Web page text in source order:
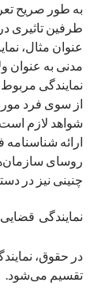
به طور صریح
طرفین تاثیری
عنوان مثال،
مدنی به عنوان
نمایندگی
از سوی فرد مورد
شواهد لازم
ارائه
روسای
چنینی نیز در
نمایندگی قضایی
در حقوق،
تقسیم می‌شود.